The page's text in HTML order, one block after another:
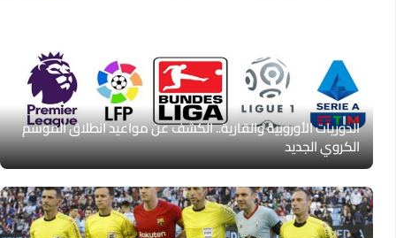
الدوريات الأوروبية والقارية.. الكشف عن مواعيد انطلاق الموسم
الكروي الجديد